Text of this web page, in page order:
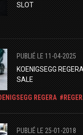
SLOT
PUBLIÉ LE 11-04-2025
KOENIGSEGG
SALE
REGERA
PUBLIÉ LE 25-01-2018